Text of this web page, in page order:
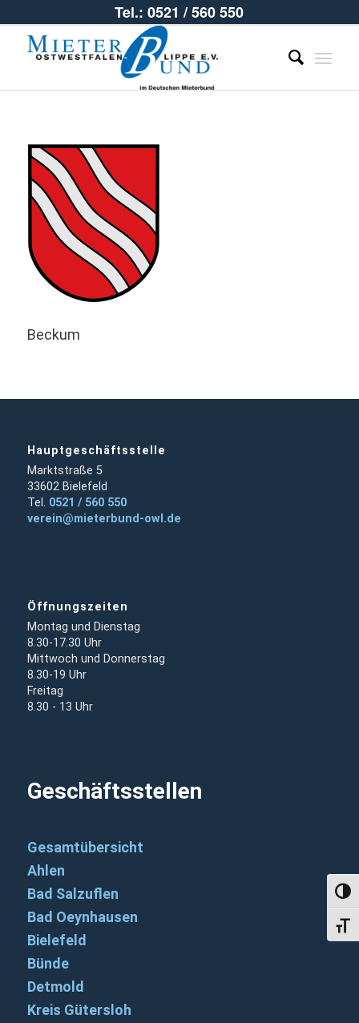
Tel.: 0521 / 560 550
Beckum
Hauptgeschäftsstelle
Marktstraße 5
33602 Bielefeld
Tel. 0521 / 560 550
verein@mieterbund-owl.de
Öffnungszeiten
Montag und Dienstag
8.30-17.30 Uhr
Mittwoch und Donnerstag
8.30-19 Uhr
Freitag
8.30 - 13 Uhr
Geschäftsstellen
Gesamtübersicht
Ahlen
Bad Salzuflen
Bad Oeynhausen
Bielefeld
Bünde
Detmold
Kreis Gütersloh